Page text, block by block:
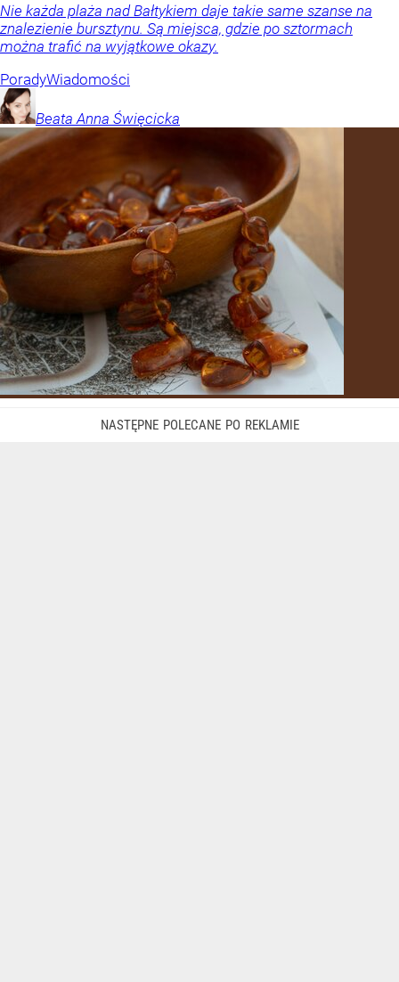
Nie każda plaża nad Bałtykiem daje takie same szanse na
znalezienie bursztynu. Są miejsca, gdzie po sztormach
można trafić na wyjątkowe okazy.
PoradyWiadomości
Beata Anna Święcicka